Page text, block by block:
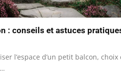
: conseils et astuces
l’espace d’un petit balcon, choix